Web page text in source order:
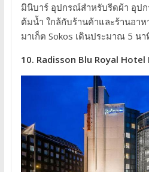
มินิบาร์ อุปกรณ์สำหรับรีดผ้า อุป
ต้มน้ำ ใกล้กับร้านค้าและร้านอา
มาเก็ต Sokos เดินประมาณ 5 นา
10. Radisson Blu Royal Hotel